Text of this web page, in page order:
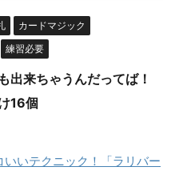
カードマジック
練習必要
出来ちゃうんだってば！
16個
いいテクニック！「ラリバー